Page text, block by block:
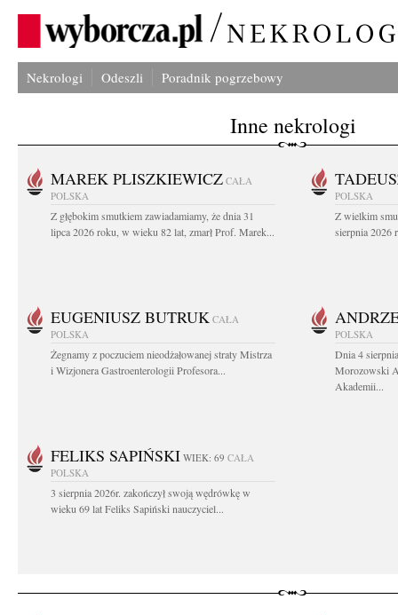
Nekrologi Odeszli Poradnik pogrzebowy
Inne nekrologi
MAREK PLISZKIEWICZ CAŁA
POLSKA
Z głębokim smutkiem zawiadamiamy, że dnia 31
lipca 2026 roku, w wieku 82 lat, zmarł Prof. Marek...
POLSKA
Z wielkim
sierpnia 2026
EUGENIUSZ BUTRUK CAŁA
POLSKA
Żegnamy z poczuciem nieodżałowanej straty Mistrza
i Wizjonera Gastroenterologii Profesora...
POLSKA
Dnia 4
Morozowski
Akademii...
FELIKS SAPIŃSKI WIEK: 69 CAŁA
POLSKA
3 sierpnia 2026r. zakończył swoją wędrówkę w
wieku 69 lat Feliks Sapiński nauczyciel...